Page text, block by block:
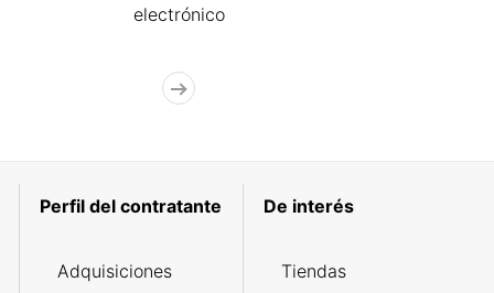
electrónico
Perfil del contratante
Adquisiciones
De interés
Tiendas